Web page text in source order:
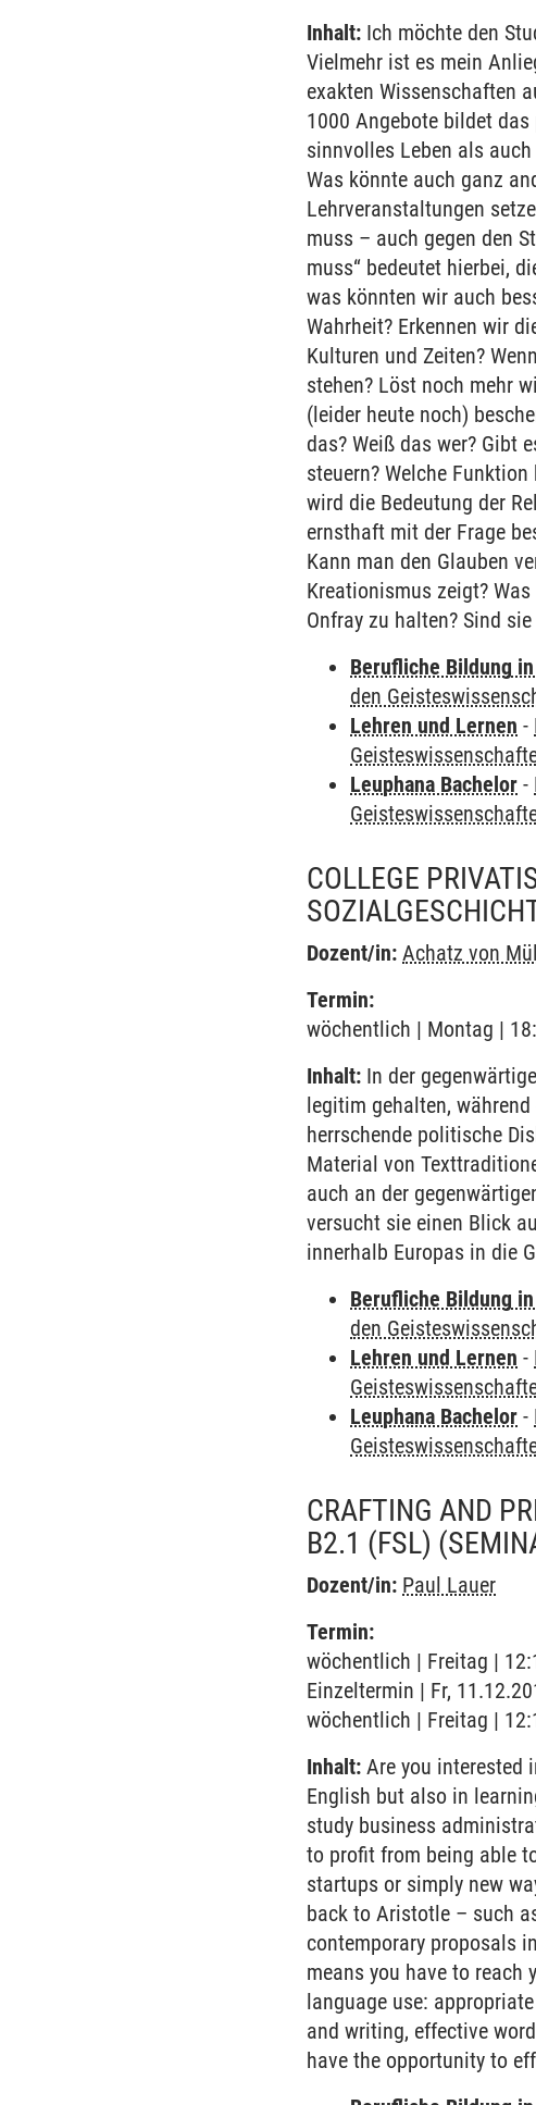
Inhalt: Ich möchte den
Vielmehr ist es mein
exakten Wissenschaften
1000 Angebote bildet
sinnvolles Leben als
Was könnte auch ganz
Lehrveranstaltungen
muss – auch gegen den
muss“ bedeutet hierbei,
was könnten wir auch
Wahrheit? Erkennen wir
Kulturen und Zeiten?
stehen? Löst noch mehr
(leider heute noch)
das? Weiß das wer? Gibt
steuern? Welche
wird die Bedeutung der
ernsthaft mit der Frage
Kann man den Glauben
Kreationismus zeigt?
Onfray zu halten? Sind
Berufliche Bildung
den
Lehren und Lernen -
Leuphana Bachelor -
COLLEGE
Dozent/in: Achatz von
Termin:
wöchentlich | Montag |
Inhalt: In der
legitim gehalten,
herrschende politische
Material von
auch an der
versucht sie einen Blick
innerhalb Europas in die
Berufliche Bildung
den
Lehren und Lernen -
Leuphana Bachelor -
CRAFTING AND
B2.1 (FSL)
Dozent/in: Paul Lauer
Termin:
wöchentlich | Freitag |
Einzeltermin | Fr,
wöchentlich | Freitag |
Inhalt: Are you interested
English but also in
study business
to profit from being able
startups or simply new
back to Aristotle – such
contemporary proposals
means you have to
language use:
and writing, effective
have the opportunity to